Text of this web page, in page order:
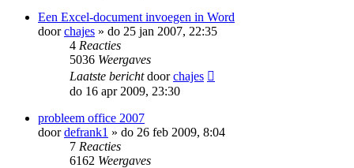
Een Excel-document invoegen in Word
doorchajes » do 25 jan 2007, 22:35
4 Reacties
5036 Weergaves
Laatste berichtdoorchajes
do 16 apr 2009, 23:30
probleem office 2007
doordefrank1 » do 26 feb 2009, 8:04
7 Reacties
6162 Weergaves